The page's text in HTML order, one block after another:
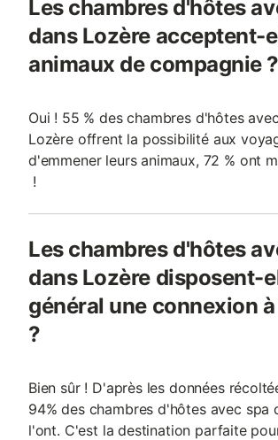
Les chambres d'hôtes
dans Lozère acceptent-
animaux de compagnie ?
Oui ! 55 % des chambres d'hôtes
Lozère offrent la possibilité aux
d'emmener leurs animaux, 72 % ont
!
Les chambres d'hôtes
dans Lozère disposent-
général une connexion
?
Bien sûr ! D'après les données
94% des chambres d'hôtes avec spa
l'ont. C'est la destination parfaite